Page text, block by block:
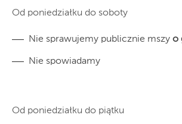
Od poniedziałku do soboty
Nie sprawujemy publicznie mszy o
Nie spowiadamy
Od poniedziałku do piątku